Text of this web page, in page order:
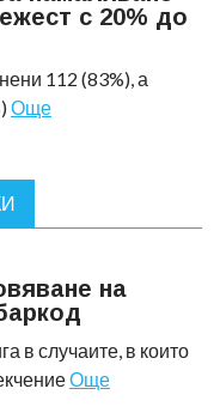
с 20% до
112 (83%), а
Още
на
в случаите, в които
Още